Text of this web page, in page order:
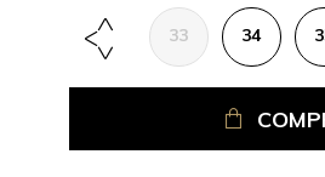
33 34